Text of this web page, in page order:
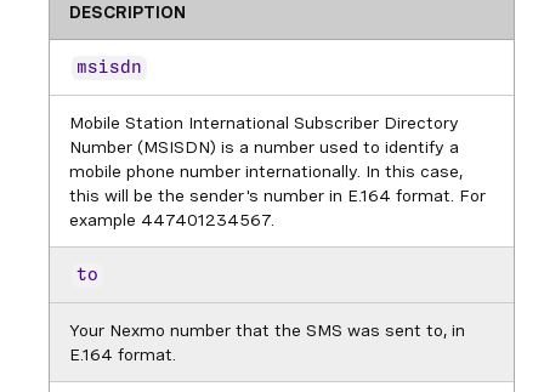
DESCRIPTION
msisdn
Mobile Station International Subscriber Directory
Number (MSISDN) is a number used to identify a
mobile phone number internationally. In this case,
this will be the sender's number in E.164 format. For
example 447401234567.
to
Your Nexmo number that the SMS was sent to, in
E.164 format.